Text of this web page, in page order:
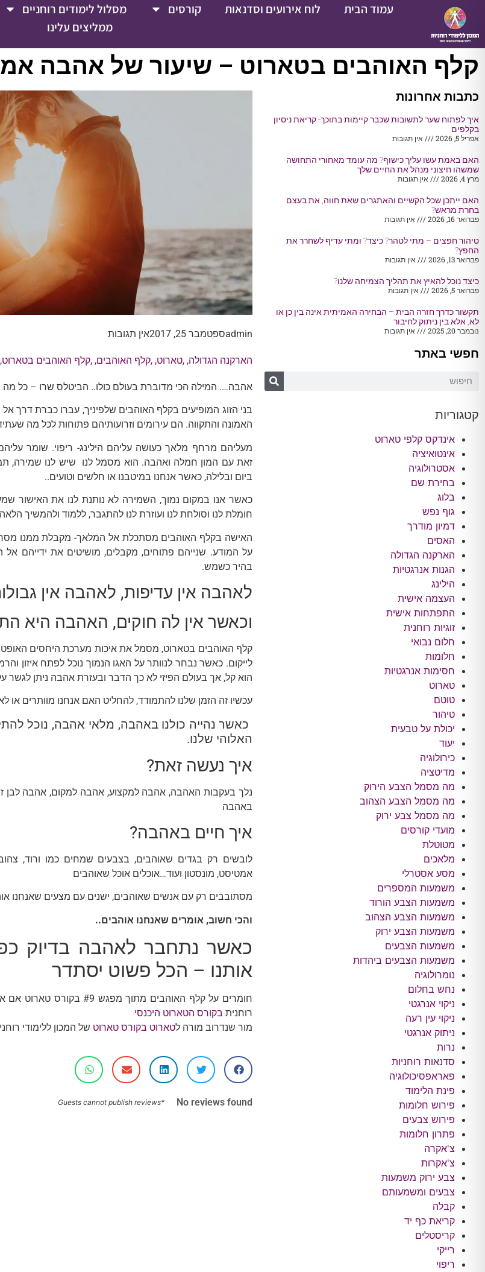
עמוד הבית לוח אירועים וסדנאות קורסים מסלול לימודים רוחניים
ממליצים עלינו
קלף האוהבים בטארוט – שיעור של אהבה
כתבות אחרונות
איך לפתוח שער לתשובות שכבר קיימות בתוכך- קריאת ניסיון
בקלפים
אפריל 5, 2026
אין תגובות
האם באמת עשו עליך כישוף? מה עומד מאחורי התחושה
שמשהו חיצוני מנהל את החיים שלך
מרץ 4, 2026
אין תגובות
האם ייתכן שכל הקשיים והאתגרים שאת חווה, את בעצם
בחרת מראש?
פברואר 16, 2026
אין תגובות
טיהור חפצים – מתי לטהר? כיצד? ומתי עדיף לשחרר את
החפץ?
פברואר 13, 2026
אין תגובות
כיצד נוכל להאיץ את תהליך הצמיחה שלנו?
פברואר 5, 2026
אין תגובות
תקשור כדרך חזרה הבית – הבחירה האמיתית אינה בין כן או
לא, אלא בין ניתוק לחיבור
נובמבר 20, 2025
אין תגובות
חפשי באתר
קטגוריות
אינדקס קלפי טארוט
אינטואיציה
אסטרולוגיה
בחירת שם
בלוג
גוף נפש
דמיון מודרך
האסים
הארקנה הגדולה
הגנות אנרגטיות
הילינג
העצמה אישית
התפתחות אישית
זוגיות רוחנית
חלום נבואי
חלומות
חסימות אנרגטיות
טארוט
טוטם
טיהור
יכולת על טבעית
יעוד
כירולוגיה
מדיטציה
מה מסמל הצבע הירוק
מה מסמל הצבע הצהוב
מה מסמל צבע ירוק
מועדי קורסים
מטוטלת
מלאכים
מסע אסטרלי
משמעות המספרים
משמעות הצבע הורוד
משמעות הצבע הצהוב
משמעות הצבע ירוק
משמעות הצבעים
משמעות הצבעים ביהדות
נומרולוגיה
נחש בחלום
ניקוי אנרגטי
ניקוי עין רעה
ניתוק אנרגטי
נרות
סדנאות רוחניות
פאראפסיכולוגיה
פינת הלימוד
פירוש חלומות
פירוש צבעים
פתרון חלומות
צ'אקרה
צ'אקרות
צבע ירוק משמעות
צבעים ומשמעותם
קבלה
קריאת כף יד
קריסטלים
רייקי
ריפוי
adminספטמבר 25, 2017 אין תגובות
הארקנה הגדולה, ,טארוט, ,קלף האוהבים, ,קלף האוהבים בטארוט
אהבה…. המילה הכי מדוברת בעולם כולו.. הביטלס שרו – כל מה
בני הזוג המופיעים בקלף האוהבים שלפיניך, עברו כברת דרך
האמונה והתקווה. הם עירומים וזרועותיהם פתוחות לכל מה
מעליהם מרחף מלאך כעושה עליהם הילינג- ריפוי. שומר
זאת עם המון חמלה ואהבה. הוא מסמל לנו
שיש לנו שמירה,
ביום ובלילה, כאשר אנחנו במיטבנו או חלשים וטועים..
כאשר אנו במקום נמוך, השמירה לא נותנת לנו את האישור
חומלת לנו וסולחת לנו ועוזרת לנו להתגבר, ללמוד ולהמשיך
האישה בקלף האוהבים מסתכלת אל המלאך- מקבלת ממנו
על המודע. שנייהם פתוחים, מקבלים, מושיטים את ידייהם
בהיר כשמש.
לאהבה אין עדיפות, לאהבה אין
וכאשר אין לה חוקים, האהבה היא
קלף האוהבים בטארוט, מסמל את איכות מערכת היחסים
לייקום. כאשר נבחר לנוותר על האגו הנמוך נוכל לפתח איזון
הוא קל, אך בעולם הפיזי לא כך הדבר ובעזרת אהבה ניתן לגשר
עכשיו זה הזמן שלנו להתמודד, להחליט האם אנחנו מוותריםאו
כאשר נהייה כולנו באהבה, מלאי אהבה, נוכל
האלוהי שלנו.
איך נעשה זאת?
נלך בעקבות האהבה, אהבה למקצוע, אהבה למקום, אהבה לבן
באהבה
איך חיים באהבה?
לובשים רק בגדים שאוהבים, בצבעים שמחים כמו ורוד,
אמטיסט, מונסטון ועוד…אוכלים אוכל שאוהבים
מסתובבים רק עם אנשים שאוהבים, ישנים עם מצעים שאנחנו
והכי חשוב, אומרים שאנחנו אוהבים..
כאשר נתחבר לאהבה בדיוק
אותנו – הכל פשוט יסתדר
חומרים על קלף האוהבים
רוחנית בקורס הטארוט היכנסי
מור שנדרוב מורה לטארוט בקורס טארוט של המכון ללימודי
No reviews found
*Guests cannot publish reviews